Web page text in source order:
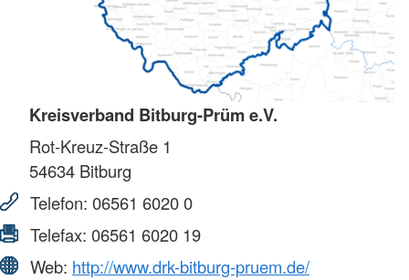
Kreisverband Bitburg-Prüm e.V.
Rot-Kreuz-Straße 1
54634 Bitburg
Telefon: 06561 6020 0
Telefax: 06561 6020 19
Web: http://www.drk-bitburg-pruem.de/